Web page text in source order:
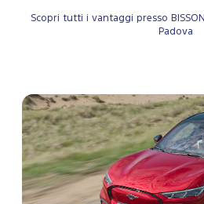
Scopri tutti i vantaggi presso
Padova